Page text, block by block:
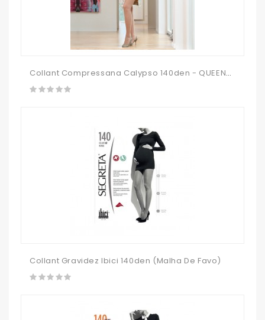
Collant Compressana Calypso 140den - QUEENSIZE TAMANHO MAIS AMPLO
Collant Gravidez Ibici 140den (malha De Favo)